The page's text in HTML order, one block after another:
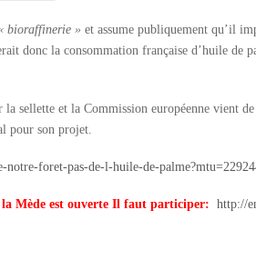
bioraffinerie » et assume publiquement qu’il
donc la consommation française d’huile de
la sellette et la Commission européenne vient de
pour son projet.
notre-foret-pas-de-l-huile-de-
Mède est ouverte Il faut participer: http://